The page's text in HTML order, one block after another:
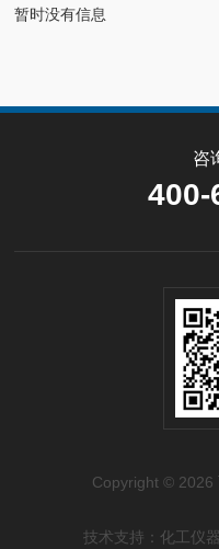
暂时没有信息
咨
400-
Copyright ©
技术支持： 化工仪